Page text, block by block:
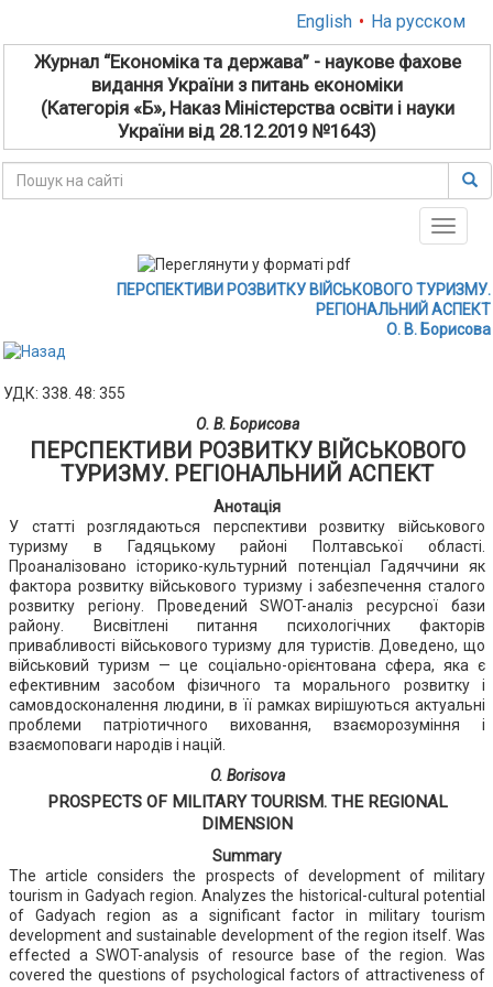
English • На русском
Журнал “Економіка та держава” - наукове фахове
видання України з питань економіки
(Категорія «Б», Наказ Міністерства освіти і науки
України від 28.12.2019 №1643)
Toggle
ПЕРСПЕКТИВИ РОЗВИТКУ ВІЙСЬКОВОГО ТУРИЗМУ.
РЕГІОНАЛЬНИЙ АСПЕКТ
О. В. Борисова
УДК: 338. 48: 355
О. В. Борисова
ПЕРСПЕКТИВИ РОЗВИТКУ ВІЙСЬКОВОГО
ТУРИЗМУ. РЕГІОНАЛЬНИЙ АСПЕКТ
Анотація
У статті розглядаються перспективи розвитку військового
туризму в Гадяцькому районі Полтавської області.
Проаналізовано історико-культурний потенціал Гадяччини як
фактора розвитку військового туризму і забезпечення сталого
розвитку регіону. Проведений SWOT-аналіз ресурсної бази
району. Висвітлені питання психологічних факторів
привабливості військового туризму для туристів. Доведено, що
військовий туризм — це соціально-орієнтована сфера, яка є
ефективним засобом фізичного та морального розвитку і
самовдосконалення людини, в її рамках вирішуються актуальні
проблеми патріотичного виховання, взаєморозуміння і
взаємоповаги народів і націй.
O. Borisova
PROSPECTS OF MILITARY TOURISM. THE REGIONAL
DIMENSION
Summary
The article considers the prospects of development of military
tourism in Gadyach region. Analyzes the historical-cultural potential
of Gadyach region as a significant factor in military tourism
development and sustainable development of the region itself. Was
effected a SWOT-analysis of resource base of the region. Was
covered the questions of psychological factors of attractiveness of